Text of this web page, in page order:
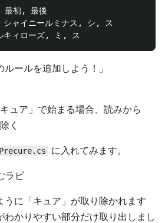
最初, 最後
シャイニールミナス, シ, ス
ールを追加しよう！」
ュア」で始まる場合、読みから
く
Precure.cs に入れてみます。
ラビ
うに「キュア」が取り除かれます
わかりやすい部分だけ取り出しまし